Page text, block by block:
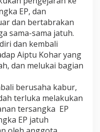
EP, dan
dan bertabrakan
sama-sama jatuh.
dan kembali
Aiptu Kohar yang
dan melukai bagian
berusaha kabur,
terluka melakukan
tersangka EP
EP jatuh